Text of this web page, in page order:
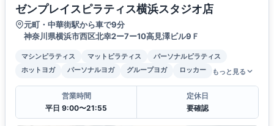
ゼンプレイスピラティス横浜スタジオ店
元町・中華街駅から車で9分
神奈川県横浜市西区北幸2ー7ー10高見澤ビル9Ｆ
マシンピラティス マットピラティス
パーソナルピラティス
ホットヨガ
パーソナルヨガ グループヨガ ロッカー もっと見る
営業時間
平日 9:00〜21:55
定休日
要確認